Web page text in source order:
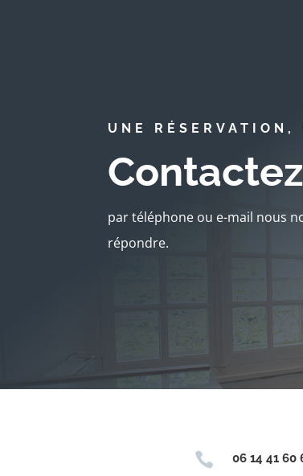
UNE
par téléphone ou e-mail nous
répondre.
 06 14 41 60